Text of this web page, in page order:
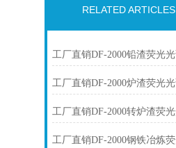
RELATED ARTICLES